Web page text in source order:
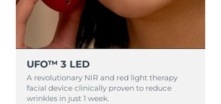
UFO™ 3 LED
A revolutionary NIR and red light therapy
facial device clinically proven to reduce
wrinkles in just 1 week.
Кувейт
Ожидаемая дата доставки
Ожидаемая дата доставки
Ливан
Литва
Ожидаемая дата доставки